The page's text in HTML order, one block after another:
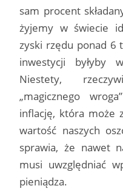
sam procent
żyjemy w świecie
zyski rzędu ponad 6
inwestycji byłyby
Niestety,
„magicznego
inflację, która może
wartość naszych
sprawia, że nawet
musi uwzględniać
pieniądza.